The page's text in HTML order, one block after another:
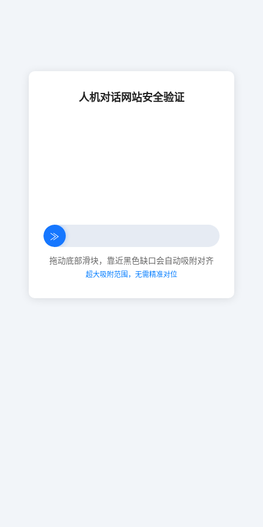
人机对话网站安全验证
≫
拖动底部滑块，靠近黑色缺口会自动吸附对齐
超大吸附范围，无需精准对位